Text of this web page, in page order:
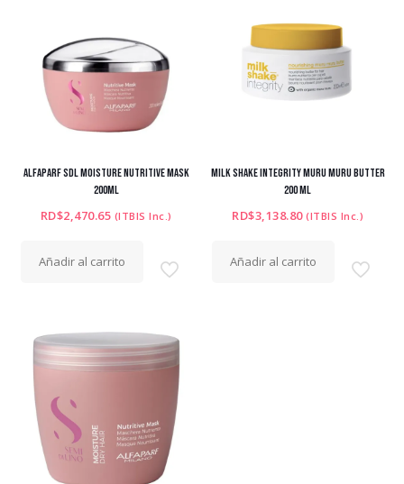
ALFAPARF SDL MOISTURE NUTRITIVE MASK
200ML
RD$2,470.65 (ITBIS Inc.)
Añadir al carrito
MILK SHAKE INTEGRITY MURU MURU BUTTER
200 ML
RD$3,138.80 (ITBIS Inc.)
Añadir al carrito